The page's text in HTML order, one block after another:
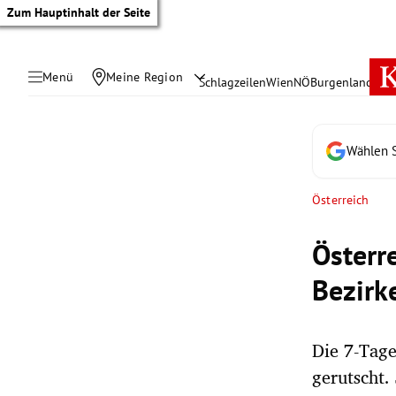
Zum Hauptinhalt der Seite
Menü Meine Region SchlagzeilenWienNÖBurgenland
Wählen
Österreich
Die 7-